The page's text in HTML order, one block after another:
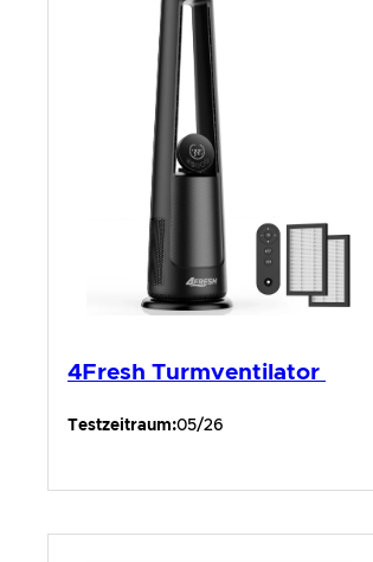
4Fresh Turmventilator
Testzeitraum:05/26